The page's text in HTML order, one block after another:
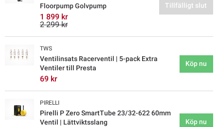
Floorpump Golvpump
1 899 kr
2 299 kr
Tillfälligt slut
TWS
Ventilinsats Racerventil | 5-pack Extra
Ventiler till Presta
69 kr
Köp nu
PIRELLI
Pirelli P Zero SmartTube 23/32-622 60mm
Ventil | Lättviktsslang
Köp nu